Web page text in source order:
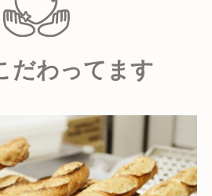
だわってます